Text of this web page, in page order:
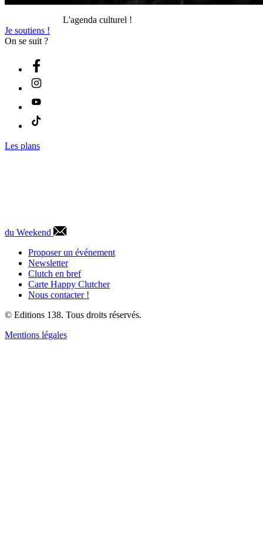
L'agenda culturel !
Je soutiens !
On se suit ?
Les plans
du Weekend
Proposer un événement
Newsletter
Clutch en bref
Carte Happy Clutcher
Nous contacter !
© Editions 138. Tous droits réservés.
Mentions légales